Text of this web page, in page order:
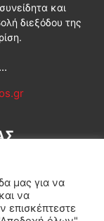
και
διεξόδου της
μας για να
να
επισκέπτεστε